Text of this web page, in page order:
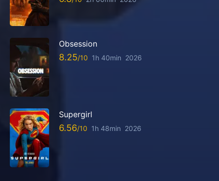
Obsession
8.25 1h 40min 2026
Supergirl
6.56 1h 48min 2026